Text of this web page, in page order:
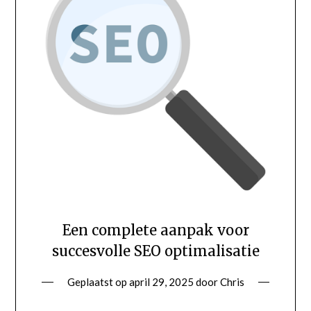
Een complete aanpak voor
succesvolle SEO optimalisatie
Geplaatst op april 29, 2025 doorChris